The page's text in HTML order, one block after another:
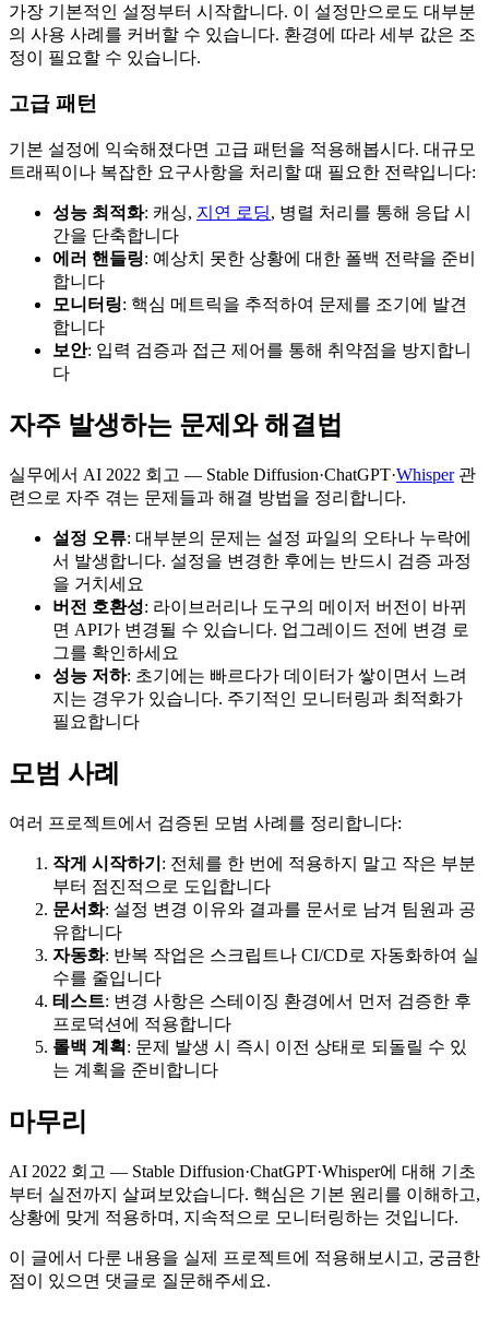
가장 기본적인 설정부터 시작합니다. 이 설정만으로도 대부분
의 사용 사례를 커버할 수 있습니다. 환경에 따라 세부 값은 조
정이 필요할 수 있습니다.
고급 패턴
기본 설정에 익숙해졌다면 고급 패턴을 적용해봅시다. 대규모
트래픽이나 복잡한 요구사항을 처리할 때 필요한 전략입니다:
성능 최적화: 캐싱, 지연 로딩, 병렬 처리를 통해 응답 시
간을 단축합니다
에러 핸들링: 예상치 못한 상황에 대한 폴백 전략을 준비
합니다
모니터링: 핵심 메트릭을 추적하여 문제를 조기에 발견
합니다
보안: 입력 검증과 접근 제어를 통해 취약점을 방지합니
다
자주 발생하는 문제와 해결법
실무에서 AI 2022 회고 — Stable Diffusion·ChatGPT·Whisper관
련으로 자주 겪는 문제들과 해결 방법을 정리합니다.
설정 오류: 대부분의 문제는 설정 파일의 오타나 누락에
서 발생합니다. 설정을 변경한 후에는 반드시 검증 과정
을 거치세요
버전 호환성: 라이브러리나 도구의 메이저 버전이 바뀌
면 API가 변경될 수 있습니다. 업그레이드 전에 변경 로
그를 확인하세요
성능 저하: 초기에는 빠르다가 데이터가 쌓이면서 느려
지는 경우가 있습니다. 주기적인 모니터링과 최적화가
필요합니다
모범 사례
여러 프로젝트에서 검증된 모범 사례를 정리합니다:
작게 시작하기 : 전체를 한 번에 적용하지 말고 작은 부분
부터 점진적으로 도입합니다
문서화: 설정 변경 이유와 결과를 문서로 남겨 팀원과 공
유합니다
자동화: 반복 작업은 스크립트나 CI/CD로 자동화하여 실
수를 줄입니다
테스트: 변경 사항은 스테이징 환경에서 먼저 검증한 후
프로덕션에 적용합니다
롤백 계획 : 문제 발생 시 즉시 이전 상태로 되돌릴 수 있
는 계획을 준비합니다
마무리
AI 2022 회고 — Stable Diffusion·ChatGPT·Whisper에 대해 기초
부터 실전까지 살펴보았습니다. 핵심은 기본 원리를 이해하고,
상황에 맞게 적용하며, 지속적으로 모니터링하는 것입니다.
이 글에서 다룬 내용을 실제 프로젝트에 적용해보시고, 궁금한
점이 있으면 댓글로 질문해주세요.